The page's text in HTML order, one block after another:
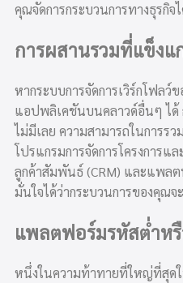
คุณจัดการกระบวนการทางธุรกิจ
การผสานรวมที่แข็งแ
หากระบบการจัดการเวิร์กโฟลว์
แอปพลิเคชันบนคลาวด์อื่นๆ ได้
ไม่มีเลย ความสามารถในการร
โปรแกรมการจัดการโครงการแ
ลูกค้าสัมพันธ์ (CRM) และแพล
มั่นใจได้ว่ากระบวนการของคุณ
แพลตฟอร์มรหัสต่ำห
หนึ่งในความท้าทายที่ใหญ่ที่สุดใ